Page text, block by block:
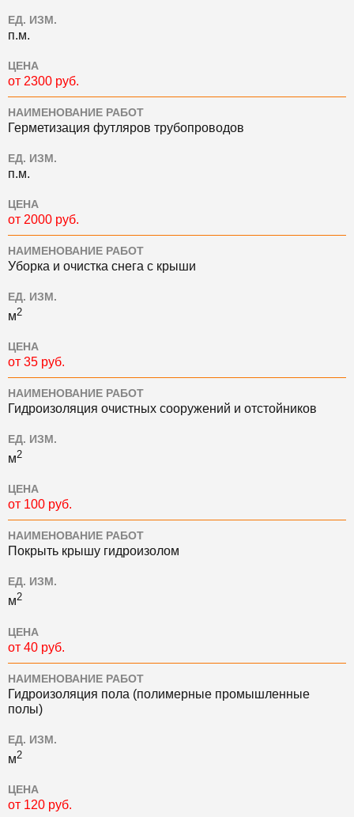
ЕД. ИЗМ.
п.м.
ЦЕНА
от 2300 руб.
НАИМЕНОВАНИЕ РАБОТ
Герметизация футляров трубопроводов
ЕД. ИЗМ.
п.м.
ЦЕНА
от 2000 руб.
НАИМЕНОВАНИЕ РАБОТ
Уборка и очистка снега с крыши
ЕД. ИЗМ.
м2
ЦЕНА
от 35 руб.
НАИМЕНОВАНИЕ РАБОТ
Гидроизоляция очистных сооружений и отстойников
ЕД. ИЗМ.
м2
ЦЕНА
от 100 руб.
НАИМЕНОВАНИЕ РАБОТ
Покрыть крышу гидроизолом
ЕД. ИЗМ.
м2
ЦЕНА
от 40 руб.
НАИМЕНОВАНИЕ РАБОТ
Гидроизоляция пола (полимерные промышленные
полы)
ЕД. ИЗМ.
м2
ЦЕНА
от 120 руб.